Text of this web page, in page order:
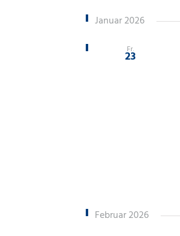
Januar 2026
Fr.
23
Februar 2026